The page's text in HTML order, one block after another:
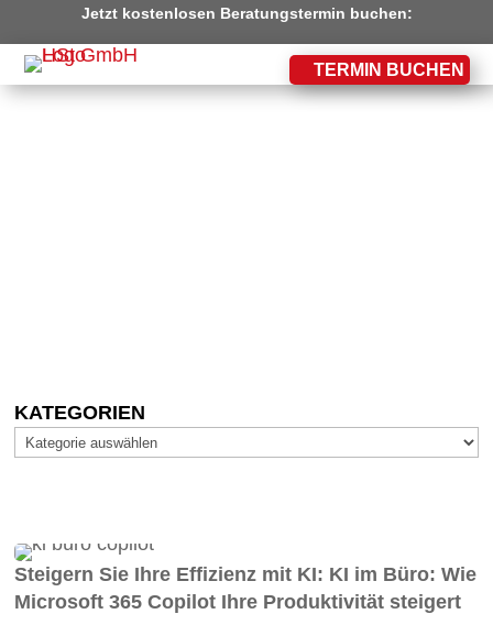
Jetzt kostenlosen Beratungstermin buchen:
TERMIN BUCHEN
KATEGORIEN
Steigern Sie Ihre Effizienz mit KI: KI im Büro: Wie
Microsoft 365 Copilot Ihre Produktivität steigert